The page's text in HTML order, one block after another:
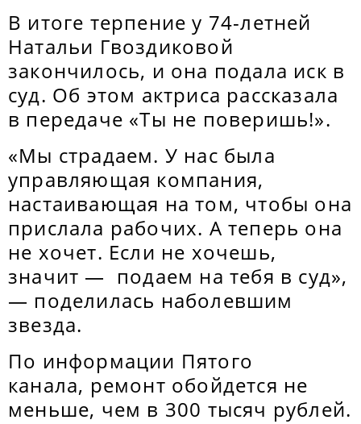
В итоге терпение у 74-летней
Натальи Гвоздиковой
закончилось, и она подала иск в
суд. Об этом актриса рассказала
в передаче «Ты не поверишь!».
«Мы страдаем. У нас была
управляющая компания,
настаивающая на том, чтобы она
прислала рабочих. А теперь она
не хочет. Если не хочешь,
значит — подаем на тебя в суд»,
— поделилась наболевшим
звезда.
По информации Пятого
канала, ремонт обойдется не
меньше, чем в 300 тысяч рублей.